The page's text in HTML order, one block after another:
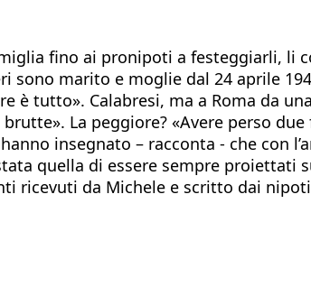
fino ai pronipoti a festeggiarli,
marito e moglie dal 24 aprile
è tutto». Calabresi, ma a Roma da
La peggiore? «Avere perso
insegnato – racconta - che con
quella di essere sempre
ricevuti da Michele e scritto dai